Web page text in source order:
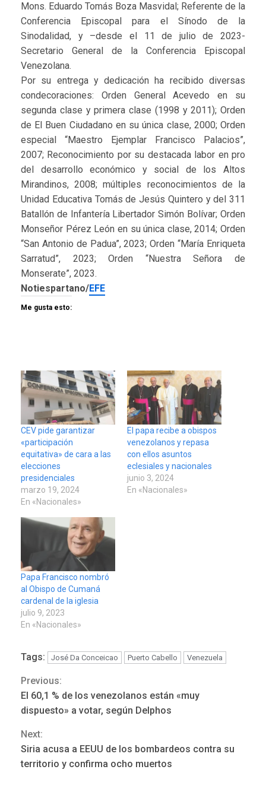
Mons. Eduardo Tomás Boza Masvidal; Referente de la
Conferencia Episcopal para el Sínodo de la
Sinodalidad, y –desde el 11 de julio de 2023-
Secretario General de la Conferencia Episcopal
Venezolana.
Por su entrega y dedicación ha recibido diversas
condecoraciones: Orden General Acevedo en su
segunda clase y primera clase (1998 y 2011); Orden
de El Buen Ciudadano en su única clase, 2000; Orden
especial “Maestro Ejemplar Francisco Palacios”,
2007; Reconocimiento por su destacada labor en pro
del desarrollo económico y social de los Altos
Mirandinos, 2008; múltiples reconocimientos de la
Unidad Educativa Tomás de Jesús Quintero y del 311
Batallón de Infantería Libertador Simón Bolívar; Orden
Monseñor Pérez León en su única clase, 2014; Orden
“San Antonio de Padua”, 2023; Orden “María Enriqueta
Sarratud”, 2023; Orden “Nuestra Señora de
Monserate”, 2023.
Notiespartano/EFE
Me gusta esto:
CEV pide garantizar
«participación
equitativa» de cara a las
elecciones
presidenciales
marzo 19, 2024
En «Nacionales»
El papa recibe a obispos
venezolanos y repasa
con ellos asuntos
eclesiales y nacionales
junio 3, 2024
En «Nacionales»
Papa Francisco nombró
al Obispo de Cumaná
cardenal de la iglesia
julio 9, 2023
En «Nacionales»
Tags: José Da Conceicao Puerto Cabello Venezuela
Continue
Reading
Previous:
El 60,1 % de los venezolanos están «muy
dispuesto» a votar, según Delphos
Next:
Siria acusa a EEUU de los bombardeos contra su
territorio y confirma ocho muertos
3
POLÍTICA
TITULARES
ONGs piden a CIDH
monitorear proceso de
diálogo en Venezuela
POLÍTICA
TITULARES